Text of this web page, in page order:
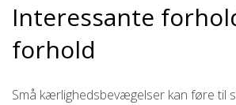
Interessante
forhold
Små kærlighedsbevægelser kan føre til